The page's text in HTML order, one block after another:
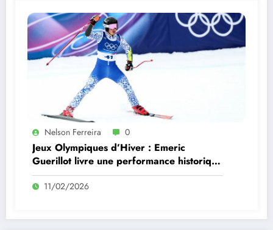
Nelson Ferreira 0
Jeux Olympiques d’Hiver : Emeric
Guerillot livre une performance historique
pour le Portugal
11/02/2026